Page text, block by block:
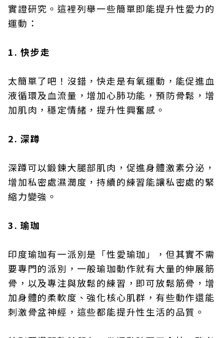
實證研究。這裡列舉一些簡單即能提升性愛力的
運動：
1. 快步走
太簡單了吧！沒錯，快走是有氧運動，能促進血
液循環及血流量，增加心肺功能，預防骨鬆，增
加肌肉，穩定情緒，提升性興奮感。
2. 深蹲
深蹲可以鍛鍊大腿部肌肉，促進身體激素分泌，
增加私密處濕潤度，持續的練習能讓私密處的緊
縮力變強。
3. 瑜珈
印度瑜珈有一派別是「性愛瑜珈」，但其實不需
要專門的派別，一般瑜珈動作就有大量的伸展筋
骨，以及專注與放鬆的練習，即可放鬆筋骨，增
加身體的柔軟度、強化核心肌群，有些動作還能
刺激骨盆神經，這些都能提升性生活的品質。